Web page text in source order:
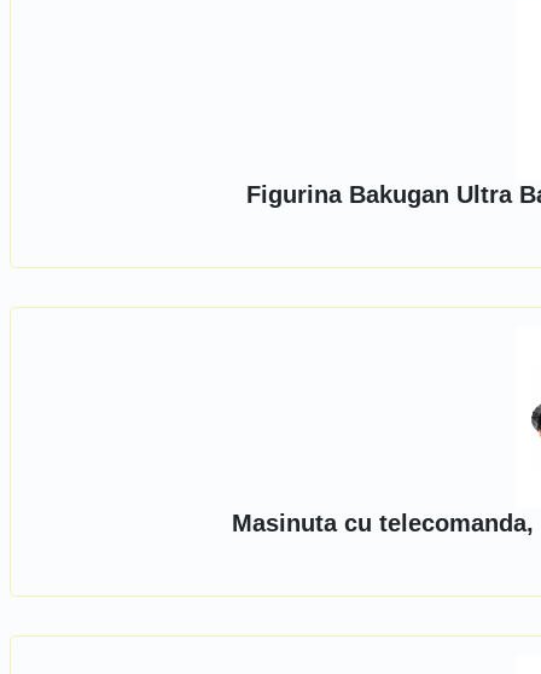
Figurina Bakugan Ultra
Masinuta cu